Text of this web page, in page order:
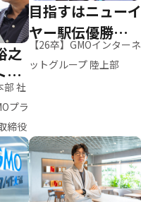
之
ナ
部 社
プラ
締役
目指すはニューイ
ヤー駅伝優勝、そ
して世界へ
【26卒】GMOインターネ
ットグループ 陸上部